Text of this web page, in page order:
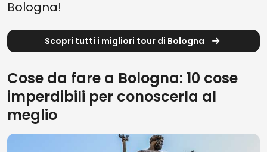
Bologna!
Scopri tutti i migliori tour di Bologna
Cose da fare a Bologna: 10 cose
imperdibili per conoscerla al
meglio